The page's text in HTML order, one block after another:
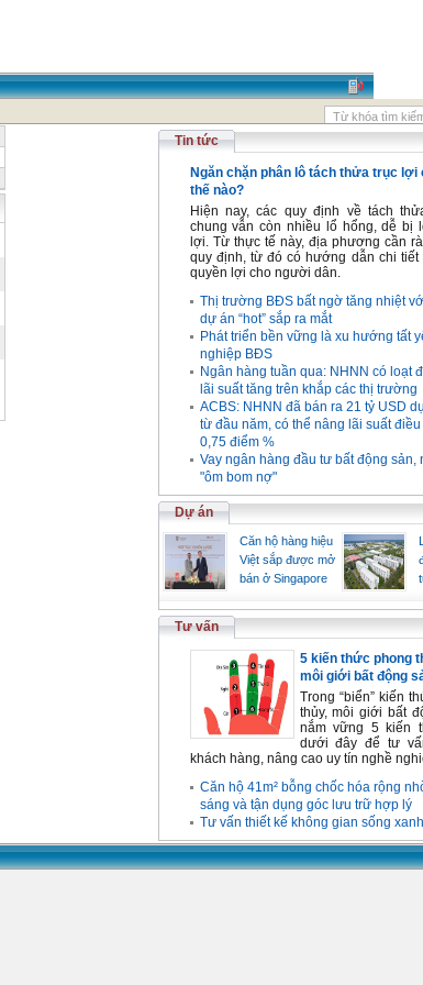
Tin tức
Ngăn chặn phân lô tách thửa trục lợi
thế nào?
Hiện nay, các quy định về tách
chung vẫn còn nhiều lổ hổng, dễ bị
lợi. Từ thực tế này, địa phương cần
quy định, từ đó có hướng dẫn chi tiết
quyền lợi cho người dân.
Thị trường BĐS bất ngờ tăng nhiệt
dự án “hot” sắp ra mắt
Phát triển bền vững là xu hướng tất
nghiệp BĐS
Ngân hàng tuần qua: NHNN có loạt
lãi suất tăng trên khắp các thị trường
ACBS: NHNN đã bán ra 21 tỷ USD
từ đầu năm, có thể nâng lãi suất
0,75 điểm %
Vay ngân hàng đầu tư bất động sản,
"ôm bom nợ"
Dự án
Căn hộ hàng hiệu
Việt sắp được mở
bán ở Singapore
Tư vấn
5 kiến thức phong
môi giới bất động
Trong “biển” kiến
thủy, môi giới bất
nắm vững 5 kiến
dưới đây để tư
khách hàng, nâng cao uy tín nghề
Căn hộ 41m² bỗng chốc hóa rộng
sáng và tận dụng góc lưu trữ hợp lý
Tư vấn thiết kế không gian sống